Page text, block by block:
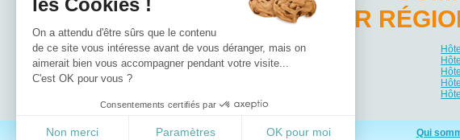
PAR
Hôtel Bade-Wurtemberg
H��tel Basse-Saxe
Qui
les Cookies !
On a attendu d'être sûrs que le contenu
de ce site vous intéresse avant de vous déranger, mais on
aimerait bien vous accompagner pendant votre visite...
C'est OK pour vous ?
Consentements certifiés par
Non merci Paramètres OK pour moi